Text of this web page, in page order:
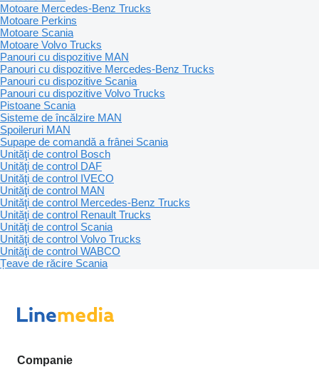
Motoare Mercedes-Benz Trucks
Motoare Perkins
Motoare Scania
Motoare Volvo Trucks
Panouri cu dispozitive MAN
Panouri cu dispozitive Mercedes-Benz Trucks
Panouri cu dispozitive Scania
Panouri cu dispozitive Volvo Trucks
Pistoane Scania
Sisteme de încălzire MAN
Spoileruri MAN
Supape de comandă a frânei Scania
Unităţi de control Bosch
Unităţi de control DAF
Unităţi de control IVECO
Unităţi de control MAN
Unităţi de control Mercedes-Benz Trucks
Unităţi de control Renault Trucks
Unităţi de control Scania
Unităţi de control Volvo Trucks
Unităţi de control WABCO
Țeave de răcire Scania
Companie